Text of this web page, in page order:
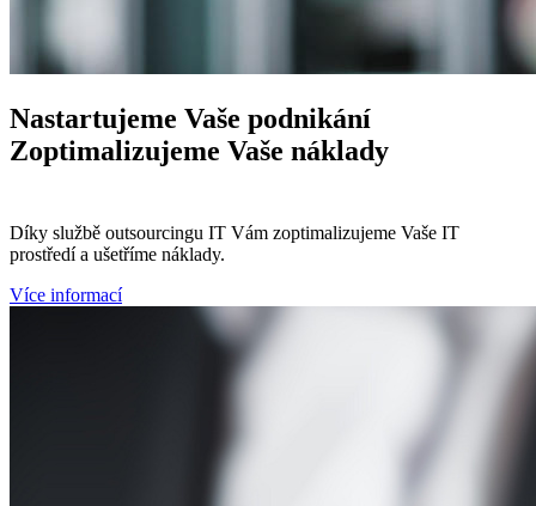
Nastartujeme Vaše podnikání
Zoptimalizujeme Vaše náklady
Díky službě outsourcingu IT Vám zoptimalizujeme Vaše IT
prostředí a ušetříme náklady.
Více informací